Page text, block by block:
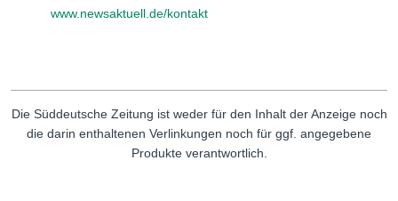
www.newsaktuell.de/kontakt
Die Süddeutsche Zeitung ist weder für den Inhalt der Anzeige noch
die darin enthaltenen Verlinkungen noch für ggf. angegebene
Produkte verantwortlich.